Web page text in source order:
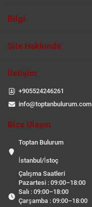
Bilgi
Site Hakkında
İletişim
+905524246261
info@toptanbulurum.com
Bize Ulaşın
Toptan Bulurum
İstanbul/İstoç
Çalışma Saatleri
Pazartesi : 09:00–18:00
Salı : 09:00–18:00
Çarşamba : 09:00–18:00